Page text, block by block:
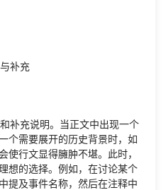
补充
补充说明。当正文中出现一个
个需要展开的历史背景时，如
使行文显得臃肿不堪。此时，
想的选择。例如，在讨论某个
提及事件名称，然后在注释中